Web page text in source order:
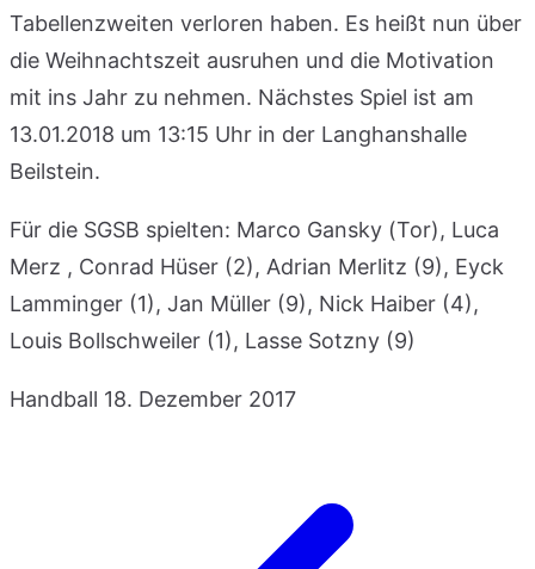
Tabellenzweiten verloren haben. Es heißt nun über
die Weihnachtszeit ausruhen und die Motivation
mit ins Jahr zu nehmen. Nächstes Spiel ist am
13.01.2018 um 13:15 Uhr in der Langhanshalle
Beilstein.
Für die SGSB spielten: Marco Gansky (Tor), Luca
Merz , Conrad Hüser (2), Adrian Merlitz (9), Eyck
Lamminger (1), Jan Müller (9), Nick Haiber (4),
Louis Bollschweiler (1), Lasse Sotzny (9)
Handball 18. Dezember 2017